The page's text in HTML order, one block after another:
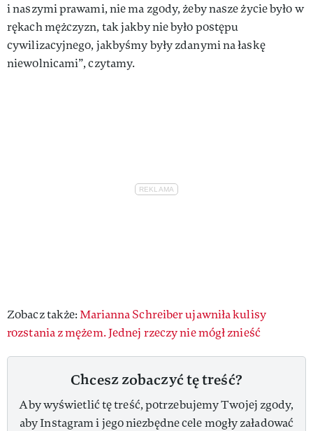
i naszymi prawami, nie ma zgody, żeby nasze życie było w
rękach mężczyzn, tak jakby nie było postępu
cywilizacyjnego, jakbyśmy były zdanymi na łaskę
niewolnicami”, czytamy.
Zobacz także:Marianna Schreiber ujawniła kulisy
rozstania z mężem. Jednej rzeczy nie mógł znieść
Chcesz zobaczyć tę treść?
Aby wyświetlić tę treść, potrzebujemy Twojej zgody,
aby Instagram i jego niezbędne cele mogły załadować